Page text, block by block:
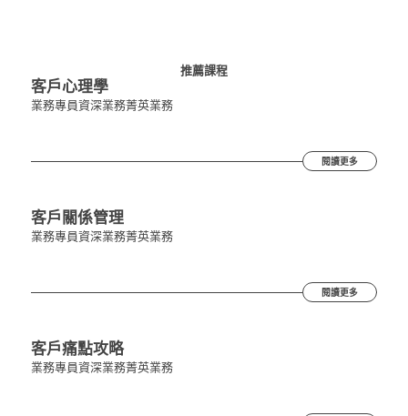
推薦課程
客戶心理學
業務專員資深業務菁英業務
閱讀更多
客戶關係管理
業務專員資深業務菁英業務
閱讀更多
客戶痛點攻略
業務專員資深業務菁英業務